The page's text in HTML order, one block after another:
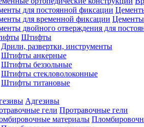
Цементы
Штифты
Дрили, развертки, инструменты
Штифты анкерные
Штифты беззольные
Штифты стекловолоконные
Штифты титановые
Адгезивы
Протравочные гели